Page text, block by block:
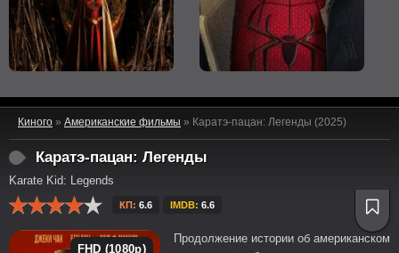
Киного » Американские фильмы » Каратэ-пацан: Легенды (2025)
Каратэ-пацан: Легенды
Karate Kid: Legends
КП: 6.6 IMDB: 6.6
FHD (1080p)
Продолжение истории об американском